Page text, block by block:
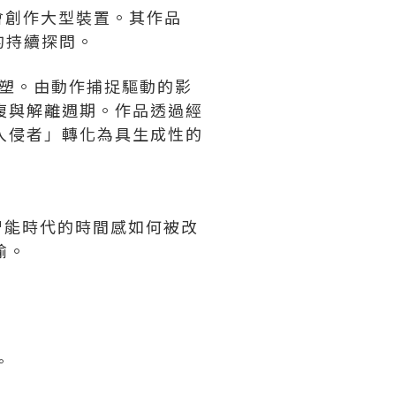
作大型裝置。其作品
續探問。
。由動作捕捉驅動的影
解離週期。作品透過經
者」轉化為具生成性的
時代的時間感如何被改